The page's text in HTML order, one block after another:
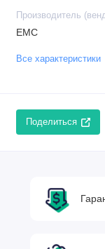
Производитель
EMC
Все характеристики
Поделиться